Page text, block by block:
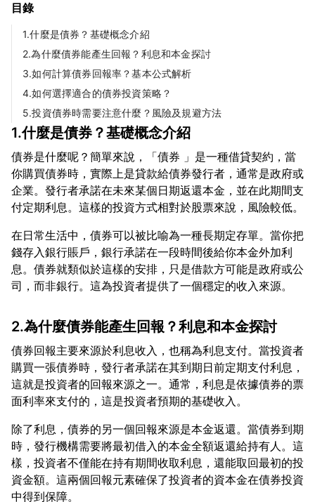
目錄
1.什麼是債券？基礎概念介紹
2.為什麼債券能產生回報？利息和本金探討
3.如何計算債券回報率？基本公式解析
4.如何選擇適合的債券投資策略？
5.投資債券時需要注意什麼？風險及規避方法
1.什麼是債券？基礎概念介紹
債券是什麼呢？簡單來說，「債券 」是一種借貸契約，當
你購買債券時，實際上是貸款給債券發行者，通常是政府或
企業。發行者承諾在未來某個日期返還本金，並在此期間支
在日常生活中，債券可以被比喻為一種長期定存單。當你把
錢存入銀行賬戶，銀行承諾在一段時間後給你本金外加利
息。債券就類似於這樣的安排，只是借款方可能是政府或公
2.為什麼債券能產生回報？利息和本金探討
債券回報主要來源於利息收入，也稱為利息支付。當投資者
購買一張債券時，發行者承諾在其到期日前定期支付利息，
這就是投資者的回報來源之一。通常，利息是依據債券的票
除了利息，債券的另一個回報來源是本金返還。當債券到期
時，發行機構需要將最初借入的本金全額返還給持有人。這
樣，投資者不僅能在持有期間收取利息，還能取回最初的投
資金額。這兩個回報元素確保了投資者的資本金在債券投資